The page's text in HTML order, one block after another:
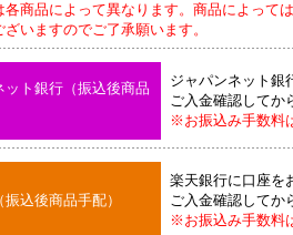
商品によって異なります。商品によって
ますのでご了承願います。
ット銀行（振込後商品
ジャパンネット銀
ご入金確認してか
※お振込み手数料
込後商品手配）
楽天銀行に口座を
ご入金確認してか
※お振込み手数料